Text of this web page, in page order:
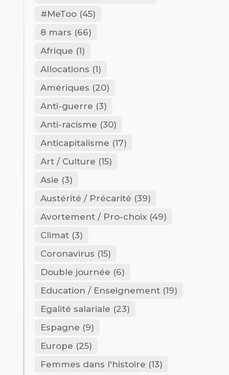
#MeToo(45)
8 mars (66)
Afrique (1)
Allocations (1)
Amériques (20)
Anti-guerre (3)
Anti-racisme (30)
Anticapitalisme (17)
Art / Culture (15)
Asie (3)
Austérité / Précarité (39)
Avortement / Pro-choix(49)
Climat(3)
Coronavirus (15)
Double journée (6)
Education / Enseignement(19)
Egalité salariale (23)
Espagne (9)
Europe (25)
Femmes dans l'histoire (13)